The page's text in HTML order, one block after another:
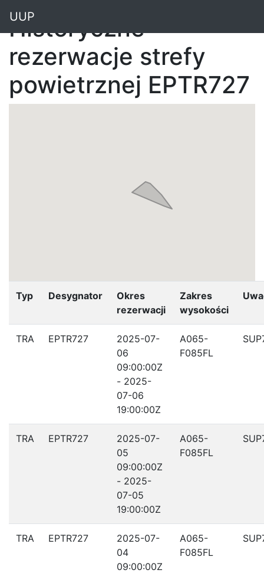
UUP
Historyczne
rezerwacje strefy
powietrznej EPTR727
Typ Desygnator
Okres
rezerwacji
Zakres
wysokości
TRA EPTR727
2025-07-
06
09:00:00Z
- 2025-
07-06
19:00:00Z
A065-
F085FL
TRA EPTR727
2025-07-
05
09:00:00Z
- 2025-
07-05
19:00:00Z
A065-
F085FL
TRA EPTR727
2025-07-
04
09:00:00Z
A065-
F085FL